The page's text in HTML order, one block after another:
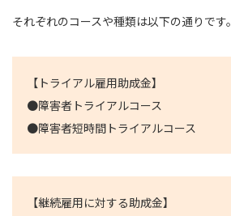
それぞれのコースや種類は以下の通りです。
【トライアル雇用助成金】
●障害者トライアルコース
●障害者短時間トライアルコース
【継続雇用に対する助成金】